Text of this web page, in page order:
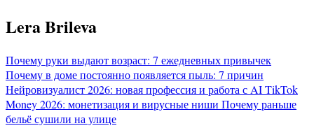
Перейти
к
Lera Brileva
Почему руки выдают возраст: 7 ежедневных привычек
Почему в доме постоянно появляется пыль: 7 причин
Нейровизуалист 2026: новая профессия и работа с AITikTok
Money 2026: монетизация и вирусные ниши Почему раньше
бельё сушили на улице